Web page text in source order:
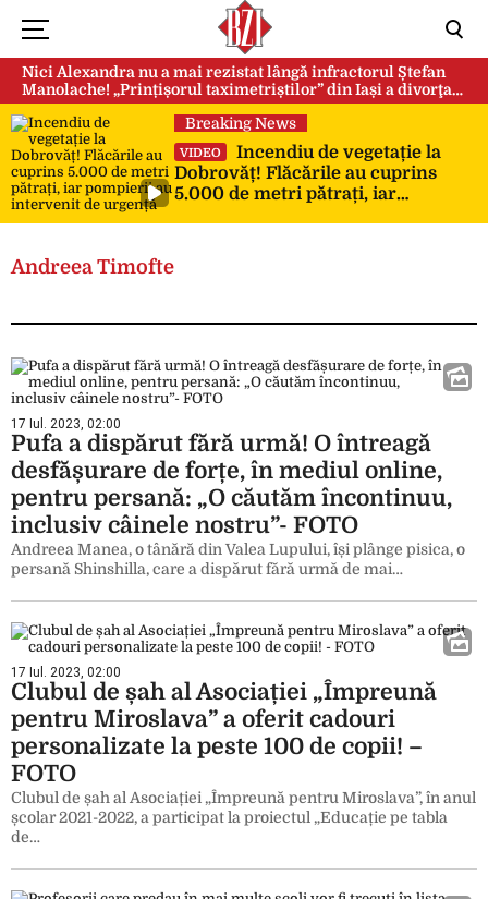
Nici Alexandra nu a mai rezistat lângă infractorul Ștefan
Manolache! „Prințișorul taximetriștilor” din Iași a divorţat
după doi ani de căsnicie
Breaking News
VIDEO
Incendiu de vegetație la
Dobrovăț! Flăcările au cuprins
5.000 de metri pătrați, iar
Andreea Timofte
17 Iul. 2023, 02:00
Pufa a dispărut fără urmă! O întreagă
desfășurare de forțe, în mediul online,
pentru persană: „O căutăm încontinuu,
inclusiv câinele nostru”- FOTO
Andreea Manea, o tânără din Valea Lupului, își plânge pisica, o
persană Shinshilla, care a dispărut fără urmă de mai…
17 Iul. 2023, 02:00
Clubul de șah al Asociației „Împreună
pentru Miroslava” a oferit cadouri
personalizate la peste 100 de copii! –
FOTO
Clubul de șah al Asociației „Împreună pentru Miroslava”, în anul
școlar 2021-2022, a participat la proiectul „Educație pe tabla
de…